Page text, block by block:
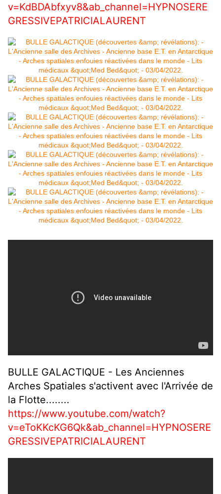
v=KdBDAbfxyv8&ab_channel=HYPNOSERE
GRESSIVEPATRICIALAURENT
BULLE GALACTIQUE - Les Anciennes
Arches Spatiales s'activent avec l'Arrivée de
la Flotte........
https://www.youtube.com/watch?
v=eToKKcKG6Qk&ab_channel=HYPNOSERE
GRESSIVEPATRICIALAURENT